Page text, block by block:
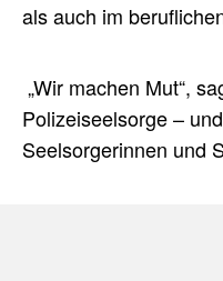
als auch im
„Wir machen Mut“,
Polizeiseelsorge –
Seelsorgerinnen und